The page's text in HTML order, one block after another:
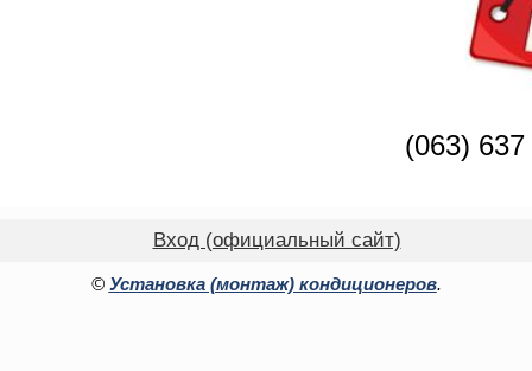
(063)
Вход (официальный сайт)
© Установка (монтаж) кондиционеров.